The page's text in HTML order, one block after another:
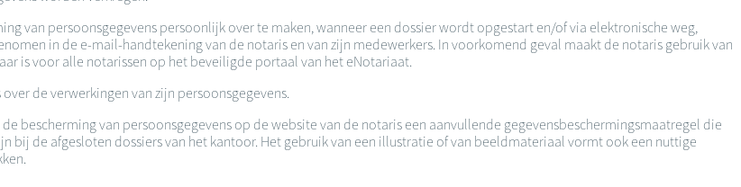
van persoonsgegevens persoonlijk over te maken, wanneer een dossier wordt opgestart en/of via elektronische weg,
in de e-mail-handtekening van de notaris en van zijn medewerkers. In voorkomend geval maakt de notaris gebruik van
is voor alle notarissen op het beveiligde portaal van het eNotariaat.
de verwerkingen van zijn persoonsgegevens.
bescherming van persoonsgegevens op de website van de notaris een aanvullende gegevensbeschermingsmaatregel die
bij de afgesloten dossiers van het kantoor. Het gebruik van een illustratie of van beeldmateriaal vormt ook een nuttige